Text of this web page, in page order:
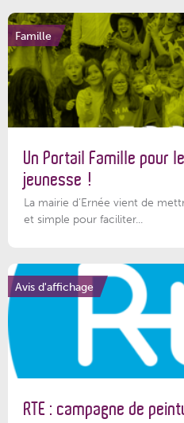
Famille
Un Portail Famille pour
jeunesse !
La mairie d’Ernée vient de
et simple pour faciliter...
Avis d'affichage
RTE : campagne de